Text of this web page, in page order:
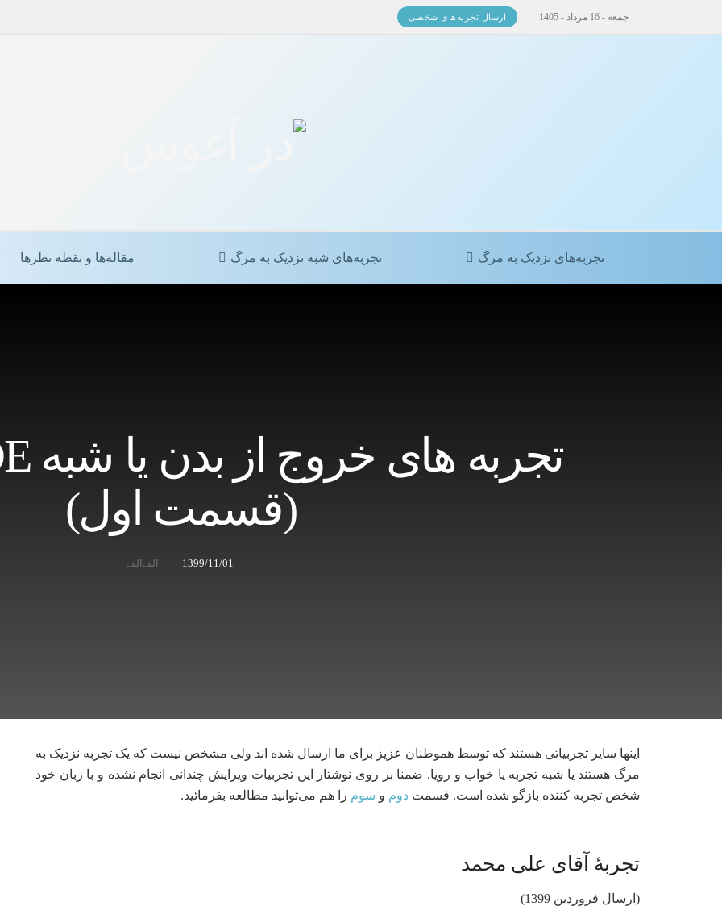
جمعه - 16 مرداد - 1405 ارسال تجربه‌های شخصی
تجربه‌های نزدیک به مرگ تجربه‌های شبه نزدیک به مرگ مقاله‌ها و نقطه نظرها
(قسمت اول)
1399/11/01
اینها سایر تجربیاتی هستند که توسط هموطنان عزیز برای ما ارسال شده اند ولی مشخص نیست که یک تجربه نزدیک به
مرگ هستند یا شبه تجربه یا خواب و رویا. ضمنا بر روی نوشتار این تجربیات ویرایش چندانی انجام نشده و با زبان خود
شخص تجربه کننده بازگو شده است. قسمت دوم و سوم را هم می‌توانید مطالعه بفرمائید.
تجربۀ آقای علی محمد
(ارسال فروردین 1399)